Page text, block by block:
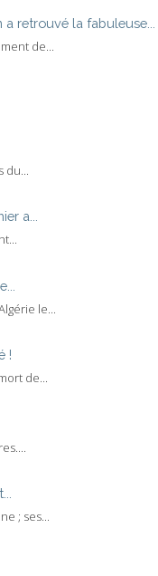
a retrouvé la fabuleuse...
de...
du...
a...
le...
!
de...
; ses...